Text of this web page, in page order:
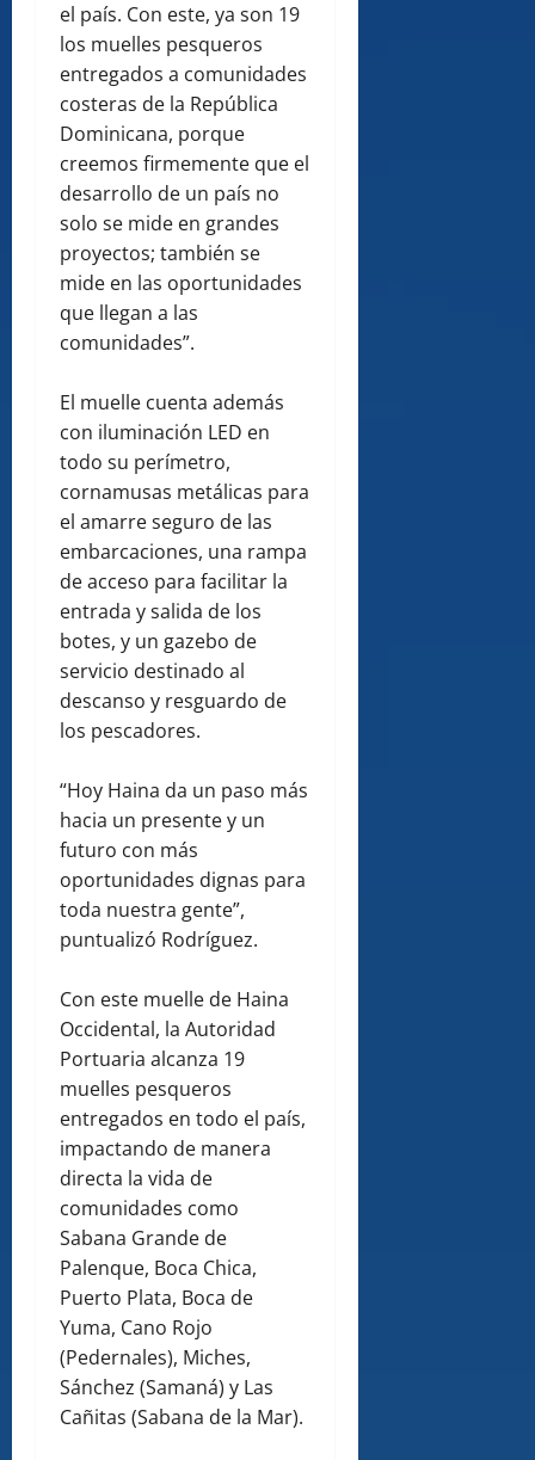
el país. Con este, ya son 19
los muelles pesqueros
entregados a comunidades
costeras de la República
Dominicana, porque
creemos firmemente que el
desarrollo de un país no
solo se mide en grandes
proyectos; también se
mide en las oportunidades
que llegan a las
comunidades”.
El muelle cuenta además
con iluminación LED en
todo su perímetro,
cornamusas metálicas para
el amarre seguro de las
embarcaciones, una rampa
de acceso para facilitar la
entrada y salida de los
botes, y un gazebo de
servicio destinado al
descanso y resguardo de
los pescadores.
“Hoy Haina da un paso más
hacia un presente y un
futuro con más
oportunidades dignas para
toda nuestra gente”,
puntualizó Rodríguez.
Con este muelle de Haina
Occidental, la Autoridad
Portuaria alcanza 19
muelles pesqueros
entregados en todo el país,
impactando de manera
directa la vida de
comunidades como
Sabana Grande de
Palenque, Boca Chica,
Puerto Plata, Boca de
Yuma, Cano Rojo
(Pedernales), Miches,
Sánchez (Samaná) y Las
Cañitas (Sabana de la Mar).